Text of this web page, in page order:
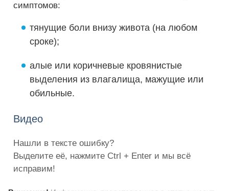
симптомов:
тянущие боли внизу живота (на любом
сроке);
алые или коричневые кровянистые
выделения из влагалища, мажущие или
обильные.
Видео
Нашли в тексте ошибку?
Выделите её, нажмите Ctrl + Enter и мы всё
исправим!